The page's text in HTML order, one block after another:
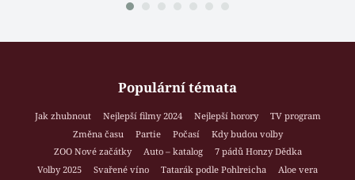
Populární témata
Jak zhubnout Nejlepší filmy 2024 Nejlepší horory
TV program
Změna času
Partie Počasí
Kdy budou volby
ZOO Nové začátky
Auto – katalog
7 pádů Honzy Dědka
Volby 2025
Svařené víno Tatarák podle Pohlreicha
Aloe vera